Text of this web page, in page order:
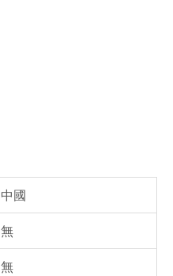
中國
無
無